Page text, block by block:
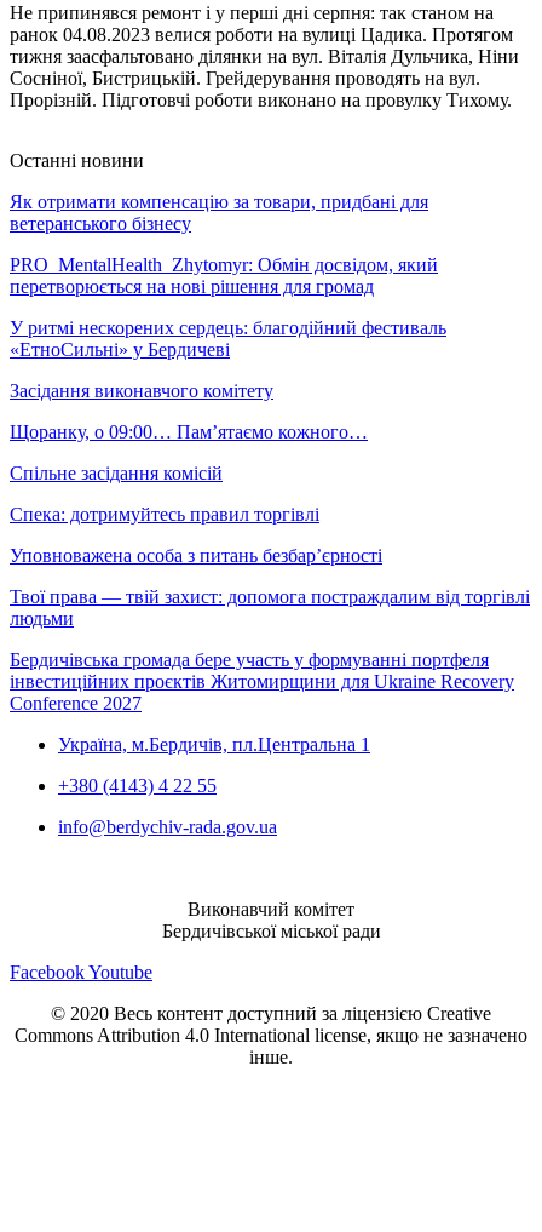
Не припинявся ремонт і у перші дні серпня: так станом на
ранок 04.08.2023 велися роботи на вулиці Цадика. Протягом
тижня заасфальтовано ділянки на вул. Віталія Дульчика, Ніни
Сосніної, Бистрицькій. Грейдерування проводять на вул.
Прорізній. Підготовчі роботи виконано на провулку Тихому.
Останні новини
Як отримати компенсацію за товари, придбані для
ветеранського бізнесу
PRO_MentalHealth_Zhytomyr: Обмін досвідом, який
перетворюється на нові рішення для громад
У ритмі нескорених сердець: благодійний фестиваль
«ЕтноСильні» у Бердичеві
Засідання виконавчого комітету
Щоранку, о 09:00… Пам’ятаємо кожного…
Спільне засідання комісій
Спека: дотримуйтесь правил торгівлі
Уповноважена особа з питань безбар’єрності
Твої права — твій захист: допомога постраждалим від торгівлі
людьми
Бердичівська громада бере участь у формуванні портфеля
інвестиційних проєктів Житомирщини для Ukraine Recovery
Conference 2027
Україна, м.Бердичів, пл.Центральна 1
+380 (4143) 4 22 55
info@berdychiv-rada.gov.ua
Виконавчий комітет
Бердичівської міської ради
FacebookYoutube
© 2020 Весь контент доступний за ліцензією Creative
Commons Attribution 4.0 International license, якщо не зазначено
інше.